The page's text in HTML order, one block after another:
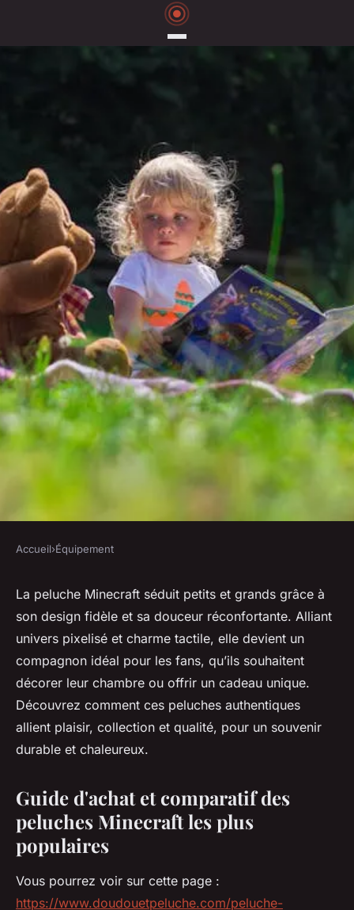
ÉQUIPEMENT
Peluche minecraft : le
compagnon parfait pour petits
et grands
Tom•22 mai 2025•3 min de lecture
Accueil›Équipement
La peluche Minecraft séduit petits et grands grâce à
son design fidèle et sa douceur réconfortante. Alliant
univers pixelisé et charme tactile, elle devient un
compagnon idéal pour les fans, qu’ils souhaitent
décorer leur chambre ou offrir un cadeau unique.
Découvrez comment ces peluches authentiques
allient plaisir, collection et qualité, pour un souvenir
durable et chaleureux.
Guide d'achat et comparatif des
peluches Minecraft les plus
populaires
Vous pourrez voir sur cette page :
https://www.doudouetpeluche.com/peluche-